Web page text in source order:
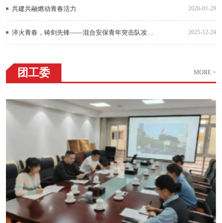
共建共融燃动青春活力 2026-01-29
淬火青春，铸剑先锋——混合安保青年突击队攻坚侧记 2025-12-24
团工委 MORE >